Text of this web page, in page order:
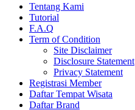
Tentang Kami
Tutorial
F.A.Q
Term of Condition
Site Disclaimer
Disclosure Statement
Privacy Statement
Registrasi Member
Daftar Tempat Wisata
Daftar Brand